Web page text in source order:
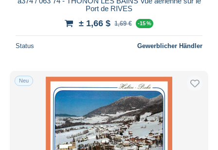
Port de RIVES
± 1,66 $ 1,69 € -15 %
Status Gewerblicher Händler
Neu